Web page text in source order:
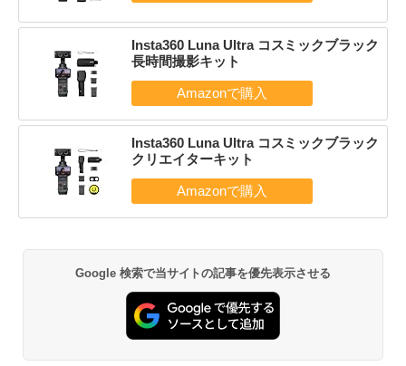
Insta360 Luna Ultra コスミックブラック
長時間撮影キット
Insta360 Luna Ultra コスミックブラック
クリエイターキット
Google 検索で当サイトの記事を優先表示させる